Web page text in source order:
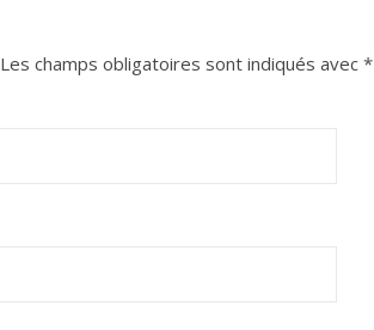
Les champs obligatoires sont indiqués avec *